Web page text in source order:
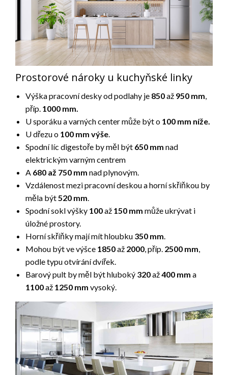
Prostorové nároky u kuchyňské linky
Výška pracovní desky od podlahy je 850až 950 mm
příp. 1000 mm.
U sporáku a varných center může být o 100 mm níže.
U dřezu o 100 mm výše
Spodní líc digestoře by měl být 650 mm nad
elektrickým varným centrem
A 680 až 750 mm nad plynovým.
Vzdálenost mezi pracovní deskou a horní skříňkou by
měla být 520 mm
Spodní sokl výšky 100až 150 mm může ukrývat i
úložné prostory.
Horní skříňky mají mít hloubku 350 mm
Mohou být ve výšce 1850až 2000 , příp. 2500 mm
podle typu otvírání dvířek.
Barový pult by měl být hluboký 320až400 mm a
1100až 1250 mm vysoký.